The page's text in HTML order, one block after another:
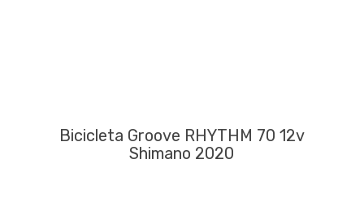
Bicicleta Groove RHYTHM 70 12v
Shimano 2020